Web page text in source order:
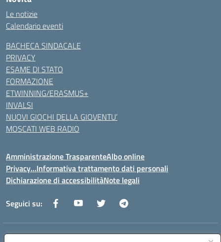
Le notizie
Calendario eventi
BACHECA SINDACALE
PRIVACY
ESAME DI STATO
FORMAZIONE
ETWINNING/ERASMUS+
INVALSI
NUOVI GIOCHI DELLA GIOVENTU’
MOSCATI WEB RADIO
Amministrazione TrasparenteAlbo online
Privacy…Informativa trattamento dati personali
Dichiarazione di accessibilitàNote legali
Seguici su:
Indirizzo: